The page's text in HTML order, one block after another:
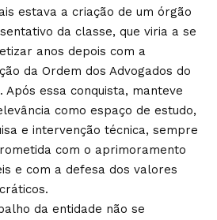
estava a criação de um órgão
da classe, que viria a se
anos depois com a
da Ordem dos Advogados do
Após essa conquista, manteve
como espaço de estudo,
e intervenção técnica, sempre
com o aprimoramento
e com a defesa dos valores
da entidade não se